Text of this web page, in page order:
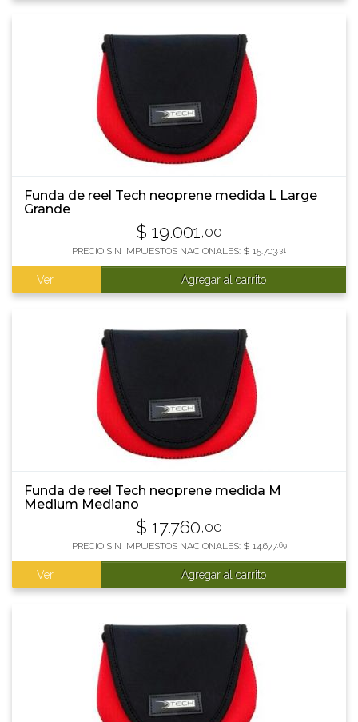
Funda de reel Tech neoprene medida L Large
Grande
$ 19.001 ,00
PRECIO SIN IMPUESTOS NACIONALES: $ 15.703 ,31
Ver Agregar al carrito
Funda de reel Tech neoprene medida M
Medium Mediano
$ 17.760,00
PRECIO SIN IMPUESTOS NACIONALES: $ 14.677,69
Ver Agregar al carrito